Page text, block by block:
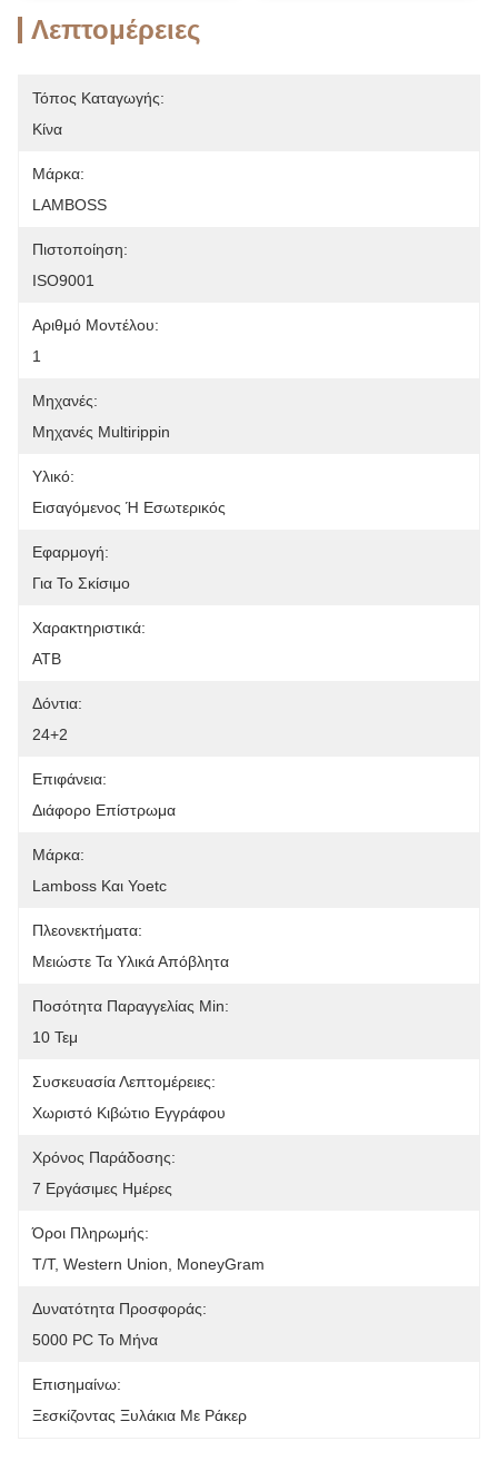
Λεπτομέρειες
Τόπος Καταγωγής:
Κίνα
Μάρκα:
LAMBOSS
Πιστοποίηση:
ISO9001
Αριθμό Μοντέλου:
1
Μηχανές:
Μηχανές Multirippin
Υλικό:
Εισαγόμενος Ή Εσωτερικός
Εφαρμογή:
Για Το Σκίσιμο
Χαρακτηριστικά:
ATB
Δόντια:
24+2
Επιφάνεια:
Διάφορο Επίστρωμα
Μάρκα:
Lamboss Και Yoetc
Πλεονεκτήματα:
Μειώστε Τα Υλικά Απόβλητα
Ποσότητα Παραγγελίας Min:
10 Τεμ
Συσκευασία Λεπτομέρειες:
Χωριστό Κιβώτιο Εγγράφου
Χρόνος Παράδοσης:
7 Εργάσιμες Ημέρες
Όροι Πληρωμής:
T/T, Western Union, MoneyGram
Δυνατότητα Προσφοράς:
5000 PC Το Μήνα
Επισημαίνω:
Ξεσκίζοντας Ξυλάκια Με Ράκερ